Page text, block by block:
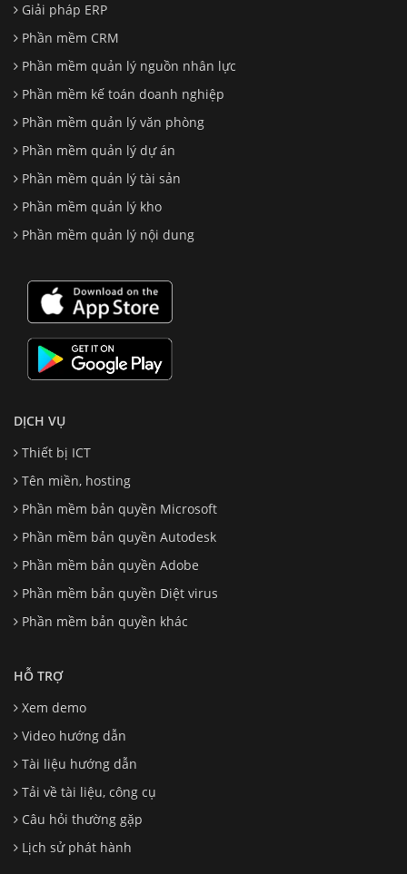
Giải pháp ERP
Phần mềm CRM
Phần mềm quản lý nguồn nhân lực
Phần mềm kế toán doanh nghiệp
Phần mềm quản lý văn phòng
Phần mềm quản lý dự án
Phần mềm quản lý tài sản
Phần mềm quản lý kho
Phần mềm quản lý nội dung
DỊCH VỤ
Thiết bị ICT
Tên miền, hosting
Phần mềm bản quyền Microsoft
Phần mềm bản quyền Autodesk
Phần mềm bản quyền Adobe
Phần mềm bản quyền Diệt virus
Phần mềm bản quyền khác
HỖ TRỢ
Xem demo
Video hướng dẫn
Tài liệu hướng dẫn
Tải về tài liệu, công cụ
Câu hỏi thường gặp
Lịch sử phát hành